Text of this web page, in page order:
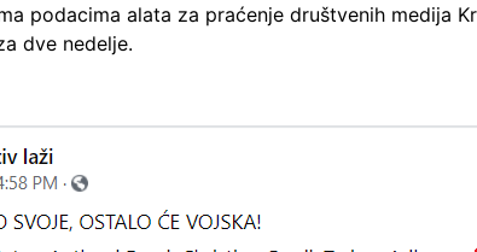
podacima alata za praćenje društvenih medija
dve nedelje.